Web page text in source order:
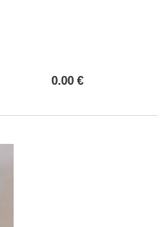
0.00 €